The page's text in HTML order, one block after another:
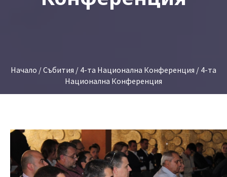
Начало /Събития / 4-та Национална Конференция / 4-та
Национална Конференция